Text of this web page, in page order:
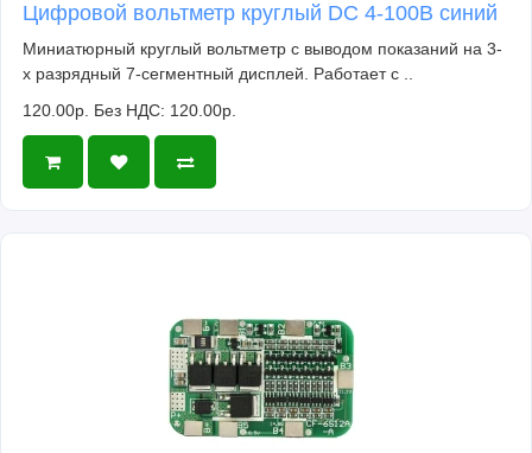
Цифровой вольтметр круглый DC 4-100В синий
Миниатюрный круглый вольтметр с выводом показаний на 3-
х разрядный 7-сегментный дисплей. Работает с ..
120.00р. Без НДС: 120.00р.